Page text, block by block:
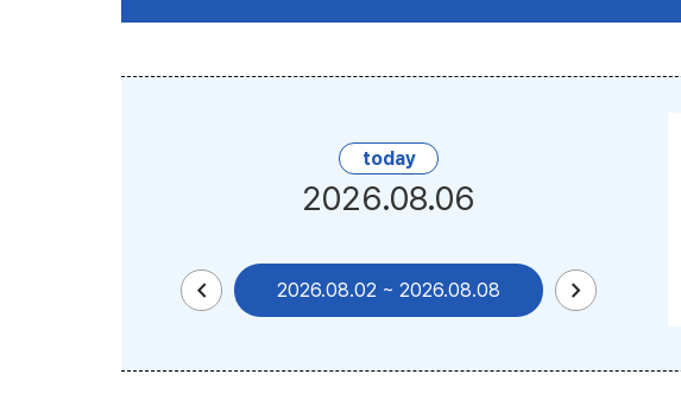
today
2026.08.06
chevron_left 2026.08.02 ~ 2026.08.08 chevron_right